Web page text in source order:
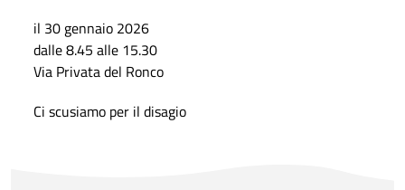
il 30 gennaio 2026
dalle 8.45 alle 15.30
Via Privata del Ronco
Ci scusiamo per il disagio